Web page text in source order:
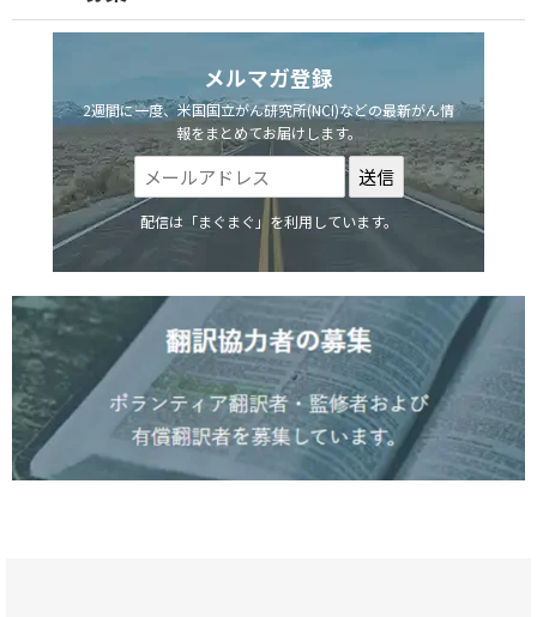
メルマガ登録
2週間に一度、米国国立がん研究所(NCI)などの最新がん情
報をまとめてお届けします。
配信は「まぐまぐ」を利用しています。